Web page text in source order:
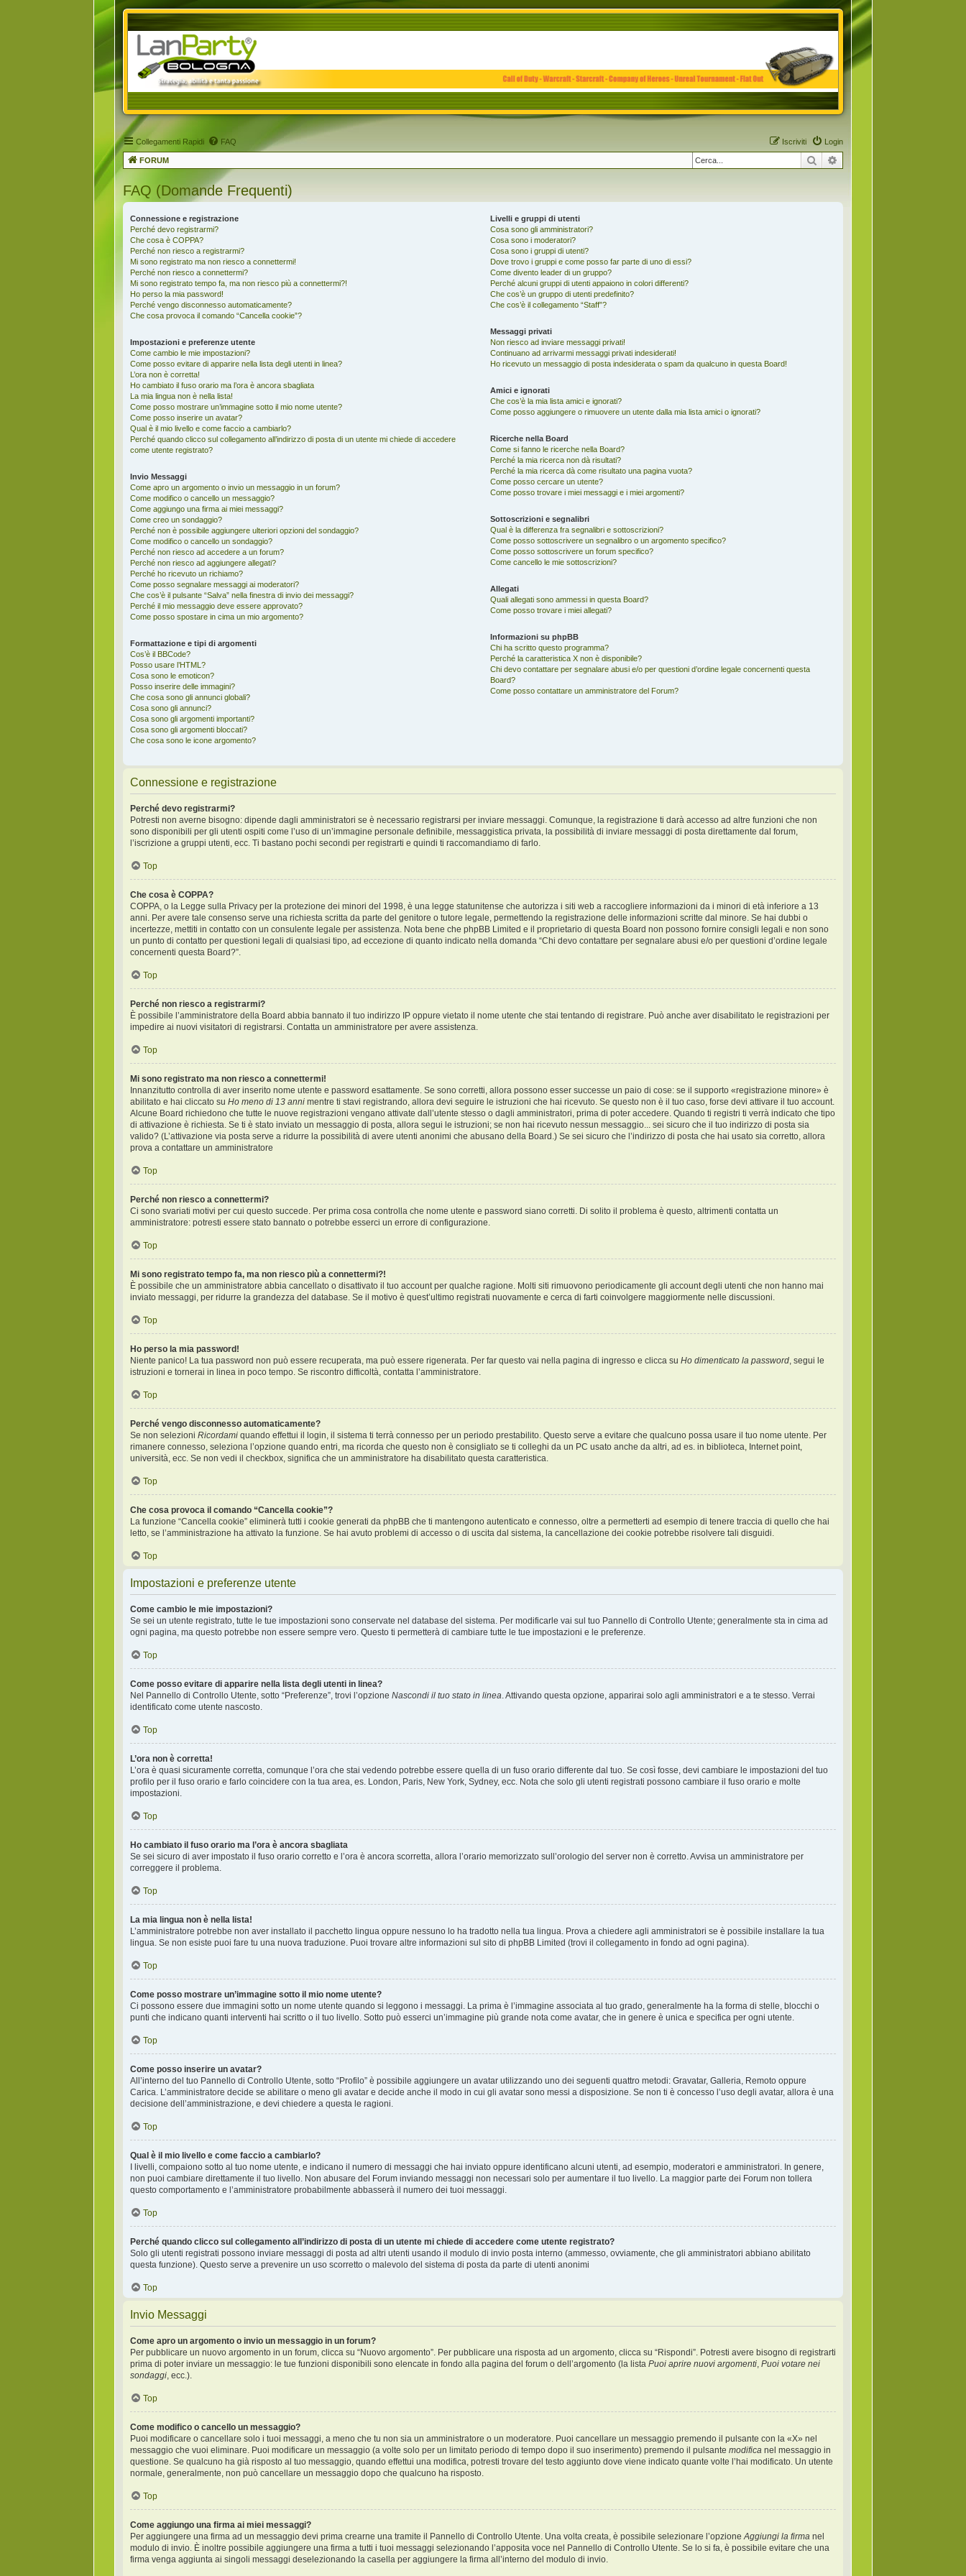
Collegamenti Rapidi FAQ Login
Iscriviti
FORUM Cerca
FAQ (Domande Frequenti)
Connessione e registrazione
Perché devo registrarmi?
Che cosa è COPPA?
Perché non riesco a registrarmi?
Mi sono registrato ma non riesco a connettermi!
Perché non riesco a connettermi?
Mi sono registrato tempo fa, ma non riesco più a connettermi?!
Ho perso la mia password!
Perché vengo disconnesso automaticamente?
Che cosa provoca il comando “Cancella cookie”?
Impostazioni e preferenze utente
Come cambio le mie impostazioni?
Come posso evitare di apparire nella lista degli utenti in linea?
L’ora non è corretta!
Ho cambiato il fuso orario ma l’ora è ancora sbagliata
La mia lingua non è nella lista!
Come posso mostrare un’immagine sotto il mio nome utente?
Come posso inserire un avatar?
Qual è il mio livello e come faccio a cambiarlo?
Perché quando clicco sul collegamento all’indirizzo di posta di un utente mi chiede di accedere
come utente registrato?
Invio Messaggi
Come apro un argomento o invio un messaggio in un forum?
Come modifico o cancello un messaggio?
Come aggiungo una firma ai miei messaggi?
Come creo un sondaggio?
Perché non è possibile aggiungere ulteriori opzioni del sondaggio?
Come modifico o cancello un sondaggio?
Perché non riesco ad accedere a un forum?
Perché non riesco ad aggiungere allegati?
Perché ho ricevuto un richiamo?
Come posso segnalare messaggi ai moderatori?
Che cos’è il pulsante “Salva” nella finestra di invio dei messaggi?
Perché il mio messaggio deve essere approvato?
Come posso spostare in cima un mio argomento?
Formattazione e tipi di argomenti
Cos’è il BBCode?
Posso usare l’HTML?
Cosa sono le emoticon?
Posso inserire delle immagini?
Che cosa sono gli annunci globali?
Cosa sono gli annunci?
Cosa sono gli argomenti importanti?
Cosa sono gli argomenti bloccati?
Che cosa sono le icone argomento?
Livelli e gruppi di utenti
Cosa sono gli amministratori?
Cosa sono i moderatori?
Cosa sono i gruppi di utenti?
Dove trovo i gruppi e come posso far parte di uno di essi?
Come divento leader di un gruppo?
Perché alcuni gruppi di utenti appaiono in colori differenti?
Che cos’è un gruppo di utenti predefinito?
Che cos’è il collegamento “Staff”?
Messaggi privati
Non riesco ad inviare messaggi privati!
Continuano ad arrivarmi messaggi privati indesiderati!
Ho ricevuto un messaggio di posta indesiderata o spam da qualcuno in questa Board!
Amici e ignorati
Che cos’è la mia lista amici e ignorati?
Come posso aggiungere o rimuovere un utente dalla mia lista amici o ignorati?
Ricerche nella Board
Come si fanno le ricerche nella Board?
Perché la mia ricerca non dà risultati?
Perché la mia ricerca dà come risultato una pagina vuota?
Come posso cercare un utente?
Come posso trovare i miei messaggi e i miei argomenti?
Sottoscrizioni e segnalibri
Qual è la differenza fra segnalibri e sottoscrizioni?
Come posso sottoscrivere un segnalibro o un argomento specifico?
Come posso sottoscrivere un forum specifico?
Come cancello le mie sottoscrizioni?
Allegati
Quali allegati sono ammessi in questa Board?
Come posso trovare i miei allegati?
Informazioni su phpBB
Chi ha scritto questo programma?
Perché la caratteristica X non è disponibile?
Chi devo contattare per segnalare abusi e/o per questioni d’ordine legale concernenti questa
Board?
Come posso contattare un amministratore del Forum?
Connessione e registrazione
Perché devo registrarmi?
Potresti non averne bisogno: dipende dagli amministratori se è necessario registrarsi per inviare messaggi. Comunque, la registrazione ti darà accesso ad altre funzioni che non
sono disponibili per gli utenti ospiti come l’uso di un’immagine personale definibile, messaggistica privata, la possibilità di inviare messaggi di posta direttamente dal forum,
l’iscrizione a gruppi utenti, ecc. Ti bastano pochi secondi per registrarti e quindi ti raccomandiamo di farlo.
Top
Che cosa è COPPA?
COPPA, o la Legge sulla Privacy per la protezione dei minori del 1998, è una legge statunitense che autorizza i siti web a raccogliere informazioni da i minori di età inferiore a 13
anni. Per avere tale consenso serve una richiesta scritta da parte del genitore o tutore legale, permettendo la registrazione delle informazioni scritte dal minore. Se hai dubbi o
incertezze, mettiti in contatto con un consulente legale per assistenza. Nota bene che phpBB Limited e il proprietario di questa Board non possono fornire consigli legali e non sono
un punto di contatto per questioni legali di qualsiasi tipo, ad eccezione di quanto indicato nella domanda “Chi devo contattare per segnalare abusi e/o per questioni d’ordine legale
concernenti questa Board?”.
Top
Perché non riesco a registrarmi?
È possibile l’amministratore della Board abbia bannato il tuo indirizzo IP oppure vietato il nome utente che stai tentando di registrare. Può anche aver disabilitato le registrazioni per
impedire ai nuovi visitatori di registrarsi. Contatta un amministratore per avere assistenza.
Top
Mi sono registrato ma non riesco a connettermi!
Innanzitutto controlla di aver inserito nome utente e password esattamente. Se sono corretti, allora possono esser successe un paio di cose: se il supporto «registrazione minore» è
abilitato e hai cliccato su Ho meno di 13 anni mentre ti stavi registrando, allora devi seguire le istruzioni che hai ricevuto. Se questo non è il tuo caso, forse devi attivare il tuo account.
Alcune Board richiedono che tutte le nuove registrazioni vengano attivate dall’utente stesso o dagli amministratori, prima di poter accedere. Quando ti registri ti verrà indicato che tipo
di attivazione è richiesta. Se ti è stato inviato un messaggio di posta, allora segui le istruzioni; se non hai ricevuto nessun messaggio... sei sicuro che il tuo indirizzo di posta sia
valido? (L’attivazione via posta serve a ridurre la possibilità di avere utenti anonimi che abusano della Board.) Se sei sicuro che l’indirizzo di posta che hai usato sia corretto, allora
prova a contattare un amministratore
Top
Perché non riesco a connettermi?
Ci sono svariati motivi per cui questo succede. Per prima cosa controlla che nome utente e password siano corretti. Di solito il problema è questo, altrimenti contatta un
amministratore: potresti essere stato bannato o potrebbe esserci un errore di configurazione.
Top
Mi sono registrato tempo fa, ma non riesco più a connettermi?!
È possibile che un amministratore abbia cancellato o disattivato il tuo account per qualche ragione. Molti siti rimuovono periodicamente gli account degli utenti che non hanno mai
inviato messaggi, per ridurre la grandezza del database. Se il motivo è quest’ultimo registrati nuovamente e cerca di farti coinvolgere maggiormente nelle discussioni.
Top
Ho perso la mia password!
Niente panico! La tua password non può essere recuperata, ma può essere rigenerata. Per far questo vai nella pagina di ingresso e clicca su Ho dimenticato la password, segui le
istruzioni e tornerai in linea in poco tempo. Se riscontro difficoltà, contatta l’amministratore.
Top
Perché vengo disconnesso automaticamente?
Se non selezioni Ricordami quando effettui il login, il sistema ti terrà connesso per un periodo prestabilito. Questo serve a evitare che qualcuno possa usare il tuo nome utente. Per
rimanere connesso, seleziona l’opzione quando entri, ma ricorda che questo non è consigliato se ti colleghi da un PC usato anche da altri, ad es. in biblioteca, Internet point,
università, ecc. Se non vedi il checkbox, significa che un amministratore ha disabilitato questa caratteristica.
Top
Che cosa provoca il comando “Cancella cookie”?
La funzione “Cancella cookie” eliminerà tutti i cookie generati da phpBB che ti mantengono autenticato e connesso, oltre a permetterti ad esempio di tenere traccia di quello che hai
letto, se l’amministrazione ha attivato la funzione. Se hai avuto problemi di accesso o di uscita dal sistema, la cancellazione dei cookie potrebbe risolvere tali disguidi.
Top
Impostazioni e preferenze utente
Come cambio le mie impostazioni?
Se sei un utente registrato, tutte le tue impostazioni sono conservate nel database del sistema. Per modificarle vai sul tuo Pannello di Controllo Utente; generalmente sta in cima ad
ogni pagina, ma questo potrebbe non essere sempre vero. Questo ti permetterà di cambiare tutte le tue impostazioni e le preferenze.
Top
Come posso evitare di apparire nella lista degli utenti in linea?
Nel Pannello di Controllo Utente, sotto “Preferenze”, trovi l’opzione Nascondi il tuo stato in linea. Attivando questa opzione, apparirai solo agli amministratori e a te stesso. Verrai
identificato come utente nascosto.
Top
L’ora non è corretta!
L’ora è quasi sicuramente corretta, comunque l’ora che stai vedendo potrebbe essere quella di un fuso orario differente dal tuo. Se così fosse, devi cambiare le impostazioni del tuo
profilo per il fuso orario e farlo coincidere con la tua area, es. London, Paris, New York, Sydney, ecc. Nota che solo gli utenti registrati possono cambiare il fuso orario e molte
impostazioni.
Top
Ho cambiato il fuso orario ma l’ora è ancora sbagliata
Se sei sicuro di aver impostato il fuso orario corretto e l’ora è ancora scorretta, allora l’orario memorizzato sull’orologio del server non è corretto. Avvisa un amministratore per
correggere il problema.
Top
La mia lingua non è nella lista!
L’amministratore potrebbe non aver installato il pacchetto lingua oppure nessuno lo ha tradotto nella tua lingua. Prova a chiedere agli amministratori se è possibile installare la tua
lingua. Se non esiste puoi fare tu una nuova traduzione. Puoi trovare altre informazioni sul sito di phpBB Limited (trovi il collegamento in fondo ad ogni pagina).
Top
Come posso mostrare un’immagine sotto il mio nome utente?
Ci possono essere due immagini sotto un nome utente quando si leggono i messaggi. La prima è l’immagine associata al tuo grado, generalmente ha la forma di stelle, blocchi o
punti che indicano quanti interventi hai scritto o il tuo livello. Sotto può esserci un’immagine più grande nota come avatar, che in genere è unica e specifica per ogni utente.
Top
Come posso inserire un avatar?
All’interno del tuo Pannello di Controllo Utente, sotto “Profilo” è possibile aggiungere un avatar utilizzando uno dei seguenti quattro metodi: Gravatar, Galleria, Remoto oppure
Carica. L’amministratore decide se abilitare o meno gli avatar e decide anche il modo in cui gli avatar sono messi a disposizione. Se non ti è concesso l’uso degli avatar, allora è una
decisione dell’amministrazione, e devi chiedere a questa le ragioni.
Top
Qual è il mio livello e come faccio a cambiarlo?
I livelli, compaiono sotto al tuo nome utente, e indicano il numero di messaggi che hai inviato oppure identificano alcuni utenti, ad esempio, moderatori e amministratori. In genere,
non puoi cambiare direttamente il tuo livello. Non abusare del Forum inviando messaggi non necessari solo per aumentare il tuo livello. La maggior parte dei Forum non tollera
questo comportamento e l’amministratore probabilmente abbasserà il numero dei tuoi messaggi.
Top
Perché quando clicco sul collegamento all’indirizzo di posta di un utente mi chiede di accedere come utente registrato?
Solo gli utenti registrati possono inviare messaggi di posta ad altri utenti usando il modulo di invio posta interno (ammesso, ovviamente, che gli amministratori abbiano abilitato
questa funzione). Questo serve a prevenire un uso scorretto o malevolo del sistema di posta da parte di utenti anonimi
Top
Invio Messaggi
Come apro un argomento o invio un messaggio in un forum?
Per pubblicare un nuovo argomento in un forum, clicca su “Nuovo argomento”. Per pubblicare una risposta ad un argomento, clicca su “Rispondi”. Potresti avere bisogno di registrarti
prima di poter inviare un messaggio: le tue funzioni disponibili sono elencate in fondo alla pagina del forum o dell’argomento (la lista Puoi aprire nuovi argomenti, Puoi votare nei
sondaggi, ecc.).
Top
Come modifico o cancello un messaggio?
Puoi modificare o cancellare solo i tuoi messaggi, a meno che tu non sia un amministratore o un moderatore. Puoi cancellare un messaggio premendo il pulsante con la «X» nel
messaggio che vuoi eliminare. Puoi modificare un messaggio (a volte solo per un limitato periodo di tempo dopo il suo inserimento) premendo il pulsante modifica nel messaggio in
questione. Se qualcuno ha già risposto al tuo messaggio, quando effettui una modifica, potresti trovare del testo aggiunto dove viene indicato quante volte l’hai modificato. Un utente
normale, generalmente, non può cancellare un messaggio dopo che qualcuno ha risposto.
Top
Come aggiungo una firma ai miei messaggi?
Per aggiungere una firma ad un messaggio devi prima crearne una tramite il Pannello di Controllo Utente. Una volta creata, è possibile selezionare l’opzioneAggiungi la firma nel
modulo di invio. È inoltre possibile aggiungere una firma a tutti i tuoi messaggi selezionando l’apposita voce nel Pannello di Controllo Utente. Se lo si fa, è possibile evitare che una
firma venga aggiunta ai singoli messaggi deselezionando la casella per aggiungere la firma all’interno del modulo di invio.